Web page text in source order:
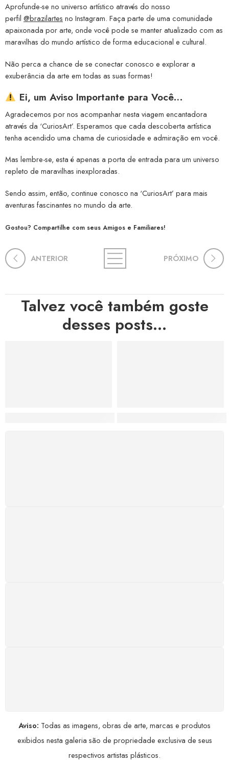
Aprofunde-se no universo artístico através do nosso
perfil @brazilartes no Instagram. Faça parte de uma comunidade
apaixonada por arte, onde você pode se manter atualizado com as
maravilhas do mundo artístico de forma educacional e cultural.
Não perca a chance de se conectar conosco e explorar a
exuberância da arte em todas as suas formas!
Ei, um Aviso Importante para Você…
Agradecemos por nos acompanhar nesta viagem encantadora
através da ‘CuriosArt’. Esperamos que cada descoberta artística
tenha acendido uma chama de curiosidade e admiração em você.
Mas lembre-se, esta é apenas a porta de entrada para um universo
repleto de maravilhas inexploradas.
Sendo assim, então, continue conosco na ‘CuriosArt’ para mais
aventuras fascinantes no mundo da arte.
Gostou? Compartilhe com seus Amigos e Familiares!
ANTERIOR PRÓXIMO
Talvez você também goste
desses posts...
Aviso: Todas as imagens, obras de arte, marcas e produtos
exibidos nesta galeria são de propriedade exclusiva de seus
respectivos artistas plásticos.